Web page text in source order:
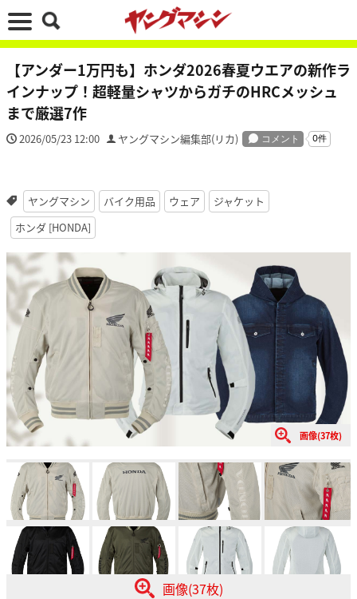
【アンダー1万円も】ホンダ2026春夏ウエアの新作ラ
インナップ！超軽量シャツからガチのHRCメッシュ
まで厳選7作
2026/05/23 12:00 ヤングマシン編集部(リカ)
ヤングマシン バイク用品 ウェア
ジャケット
ホンダ [HONDA]
画像(37枚)
画像(37枚)